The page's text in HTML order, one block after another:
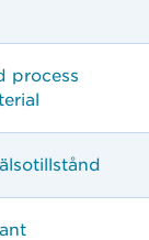
process